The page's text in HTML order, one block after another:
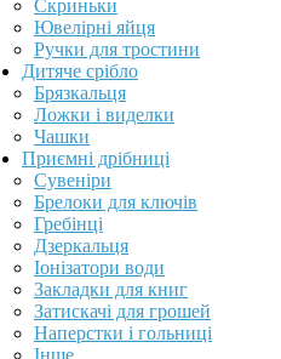
Скриньки
Ювелірні яйця
Ручки для тростини
Дитяче срібло
Брязкальця
Ложки і виделки
Чашки
Приємні дрібниці
Сувеніри
Брелоки для ключів
Гребінці
Дзеркальця
Іонізатори води
Закладки для книг
Затискачі для грошей
Наперстки і гольниці
Інше